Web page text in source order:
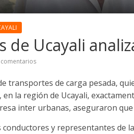
de Ucayali
comentarios
transportes de carga pesada,
la región de Ucayali,
inter urbanas, aseguraron
y representantes de